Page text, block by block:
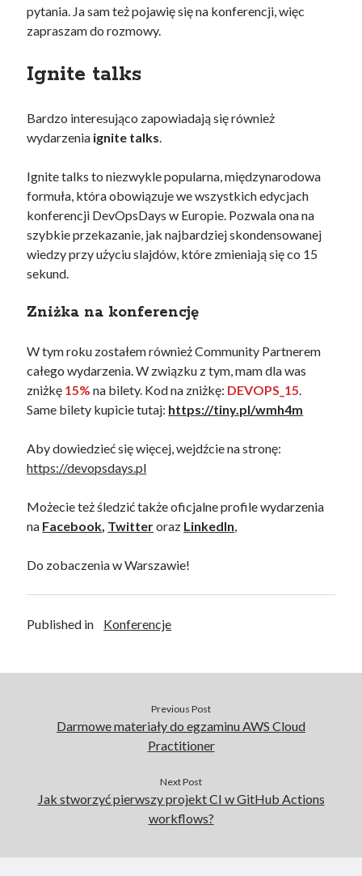
pytania. Ja sam też pojawię się na konferencji, więc
zapraszam do rozmowy.
Ignite talks
Bardzo interesująco zapowiadają się również
wydarzenia ignite talks.
Ignite talks to niezwykle popularna, międzynarodowa
formuła, która obowiązuje we wszystkich edycjach
konferencji DevOpsDays w Europie. Pozwala ona na
szybkie przekazanie, jak najbardziej skondensowanej
wiedzy przy użyciu slajdów, które zmieniają się co 15
sekund.
Zniżka na konferencję
W tym roku zostałem również Community Partnerem
całego wydarzenia. W związku z tym, mam dla was
zniżkę 15% na bilety. Kod na zniżkę: DEVOPS_15.
Same bilety kupicie tutaj: https://tiny.pl/wmh4m
Aby dowiedzieć się więcej, wejdźcie na stronę:
https://devopsdays.pl
Możecie też śledzić także oficjalne profile wydarzenia
na Facebook, Twitteroraz LinkedIn,
Do zobaczenia w Warszawie!
Published in Konferencje
Previous Post
Darmowe materiały do egzaminu AWS Cloud
Practitioner
Next Post
Jak stworzyć pierwszy projekt CI w GitHub Actions
workflows?